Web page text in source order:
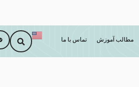
مطالب آموزش تماس با ما